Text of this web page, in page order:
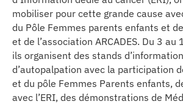
l’éditeur
mobiliser pour cette grande cause
du Pôle Femmes parents enfants et
et de l’association ARCADES. Du 3
ils organisent des stands
d’autopalpation avec la participation
et du pôle Femmes Parents enfants,
avec l’ERI, des démonstrations de